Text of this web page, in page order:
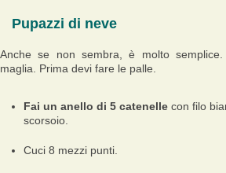
Pupazzi di neve
Anche se non sembra, è molto
maglia. Prima devi fare le palle.
Fai un anello di 5 catenelle con filo
scorsoio.
Cuci 8 mezzi punti.